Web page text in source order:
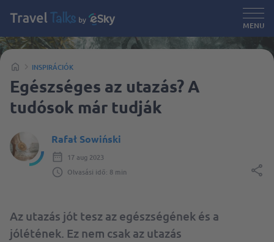
MENU
INSPIRÁCIÓK
Egészséges az utazás? A
tudósok már tudják
Rafał Sowiński
17 aug 2023
Olvasási idő: 8 min
Az utazás jót tesz az egészségének és a
jólétének. Ez nem csak az utazás